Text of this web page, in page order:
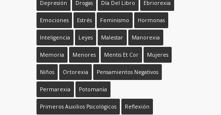
Depresión Drogas Día Del Libro Ebriorexia
Emociones Estrés Feminismo Hormonas
Inteligencia Leyes Malestar Manorexia
Memoria Menores Mentis Et Cor Mujeres
Niños Ortorexia Pensamientos Negativos
Permarexia Potomanía
Primeros Auxilios Psicológicos Reflexión